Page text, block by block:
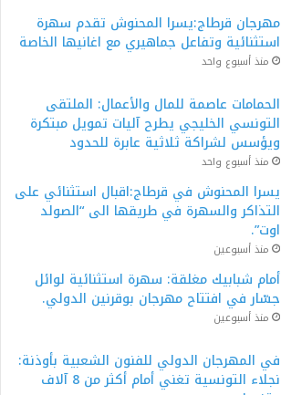
مهرجان قرطاج:يسرا المحنوش تقدم سهرة
استثنائية وتفاعل جماهيري مع اغانيها الخاصة
منذ أسبوع واحد
الحمامات عاصمة للمال والأعمال: الملتقى
التونسي الخليجي يطرح آليات تمويل مبتكرة
ويؤسس لشراكة ثلاثية عابرة للحدود
منذ أسبوع واحد
يسرا المحنوش في قرطاج:اقبال استثنائي على
التذاكر والسهرة في طريقها الى “الصولد
اوت”.
منذ أسبوعين
أمام شبابيك مغلقة: سهرة استثنائية لوائل
جسّار في افتتاح مهرجان بوقرنين الدولي.
منذ أسبوعين
في المهرجان الدولي للفنون الشعبية بأوذنة:
نجلاء التونسية تغني أمام أكثر من 8 آلاف